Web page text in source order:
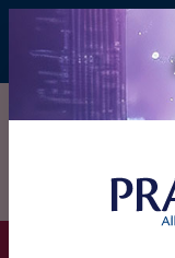
Bis zu 20 € Rabatt*